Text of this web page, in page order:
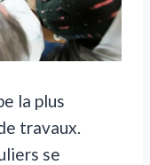
la plus
travaux.
se